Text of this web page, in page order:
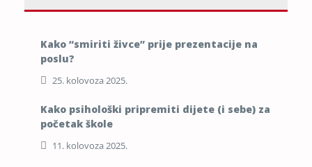
Kako “smiriti živce” prije prezentacije na
poslu?
25. kolovoza 2025.
Kako psihološki pripremiti dijete (i sebe) za
početak škole
11. kolovoza 2025.